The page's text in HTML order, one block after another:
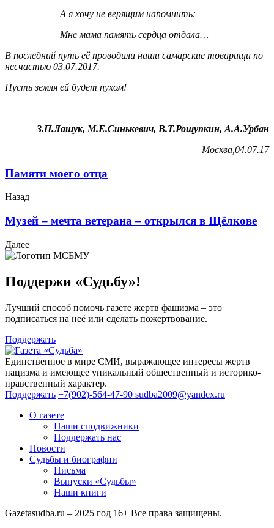
А я хочу не верящим напомнить:
Мне мама память сердца отдала…
В последний путь её проводили наши самарские товарищи по
несчастью 03.07.2017.
Пусть земля ей будет пухом!
З.П.Лашук, М.Е.Синькевич, В.Т.Рощупкин, А.А.Урбан
Москва,04.07.17
Памяти моего отца
Назад
Музей – мечта ветерана – открылся в Щёлкове
Далее
Поддержи «Судьбу»!
Лучший способ помочь газете жертв фашизма – это
подписаться на неё или сделать пожертвование.
Поддержать
Единственное в мире СМИ, выражающее интересы жертв
нацизма и имеющее уникальный общественный и историко-
нравственный характер.
Поддержать +7(902)-564-47-90 sudba2009@yandex.ru
О газете
Наши сподвижники
Поддержать нас
Новости
Судьбы и биографии
Письма
Выпуски «Судьбы»
Наши книги
Gazetasudba.ru – 2025 год 16+ Все права защищены.